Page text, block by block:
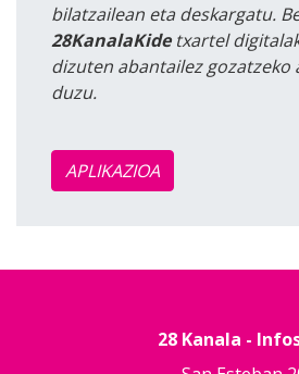
bilatzailean eta deskargatu.
28KanalaKidetxartel
dizuten abantailez gozatzeko
duzu.
APLIKAZIOA
28 Kanala -